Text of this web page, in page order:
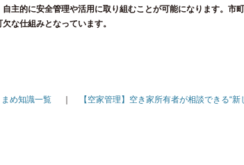
主的に安全管理や活用に取り組むことが可能になります。市
な仕組みとなっています。
まめ知識一覧 【空家管理】空き家所有者が相談できる“